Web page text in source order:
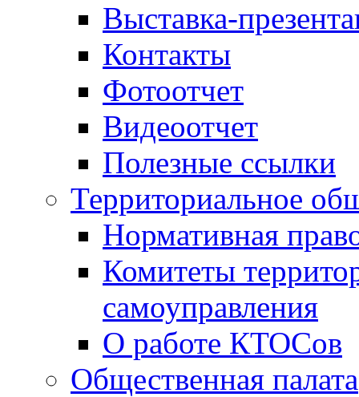
Выставка-
Контакты
Фотоотчет
Видеоотчет
Полезные ссылки
Территориальное
Нормативная
Комитеты
самоуправления
О работе КТОСов
Общественная палата